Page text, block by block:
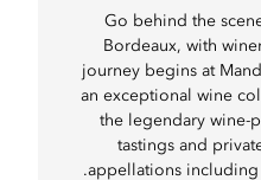
Go behind the
Bordeaux, with
journey begins at
an exceptional wine
the legendary wine-
tastings and
appellations including